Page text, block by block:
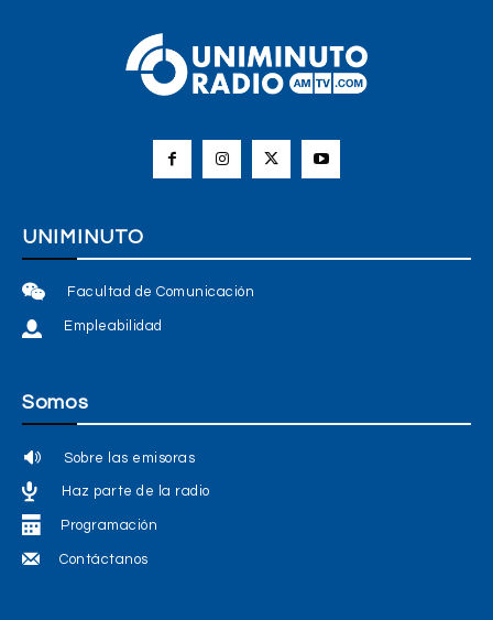
UNIMINUTO
Facultad de Comunicación
Empleabilidad
Somos
Sobre las emisoras
Haz parte de la radio
Programación
Contáctanos